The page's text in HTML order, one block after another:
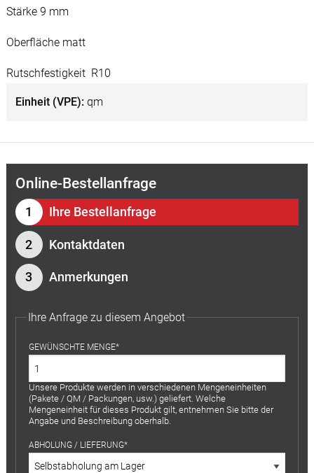
Stärke 9 mm
Oberfläche matt
Rutschfestigkeit R10
Einheit (VPE) qm
Online-Bestellanfrage
Ihre Bestellanfrage
Kontaktdaten
Anmerkungen
Ihre Anfrage zu diesem Angebot
GEWÜNSCHTE MENGE
Unsere Produkte werden in verschiedenen Mengeneinheiten
(Pakete / QM / Packungen, usw.) geliefert. Welche
Mengeneinheit für dieses Produkt gilt, entnehmen Sie bitte der
Angabe und Beschreibung oberhalb.
ABHOLUNG / LIEFERUNG